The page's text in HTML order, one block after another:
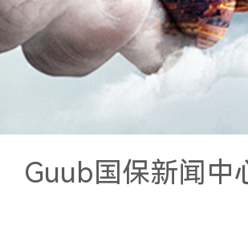
Guub国保新闻中